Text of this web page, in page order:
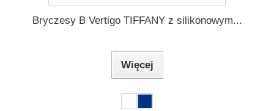
Bryczesy B Vertigo TIFFANY z silikonowym...
Więcej